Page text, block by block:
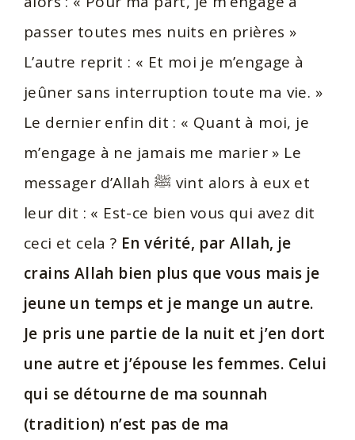
passer toutes mes nuits en prières »
L’autre reprit : « Et moi je m’engage à
jeûner sans interruption toute ma vie. »
Le dernier enfin dit : « Quant à moi, je
m’engage à ne jamais me marier » Le
messager d’Allah ﷺ vint alors à eux et
leur dit : « Est-ce bien vous qui avez dit
ceci et cela ? En vérité, par Allah, je
crains Allah bien plus que vous mais je
jeune un temps et je mange un autre.
Je pris une partie de la nuit et j’en dort
une autre et j’épouse les femmes. Celui
qui se détourne de ma sounnah
(tradition) n’est pas de ma